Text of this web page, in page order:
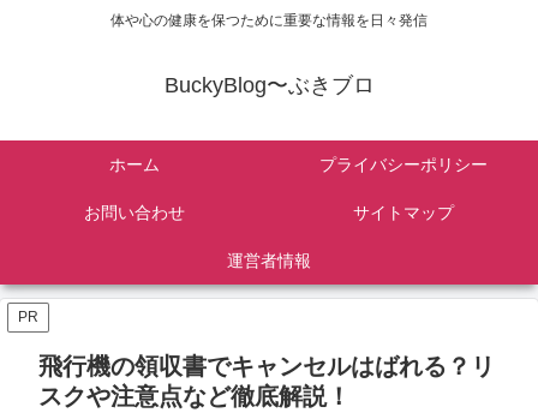
体や心の健康を保つために重要な情報を日々発信
BuckyBlog〜ぶきブロ
ホーム プライバシーポリシー
お問い合わせ サイトマップ
運営者情報
PR
飛行機の領収書でキャンセルはばれる？リ
スクや注意点など徹底解説！